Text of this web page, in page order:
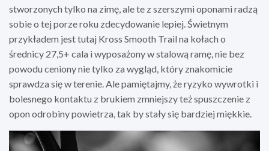
stworzonych tylko na zimę, ale te z szerszymi oponami radzą
sobie o tej porze roku zdecydowanie lepiej. Świetnym
przykładem jest tutaj Kross Smooth Trail na kołach o
średnicy 27,5+ cala i wyposażony w stalową ramę, nie bez
powodu ceniony nie tylko za wygląd, który znakomicie
sprawdza się w terenie. Ale pamiętajmy, że ryzyko wywrotki i
bolesnego kontaktu z brukiem zmniejszy też spuszczenie z
opon odrobiny powietrza, tak by stały się bardziej miękkie.